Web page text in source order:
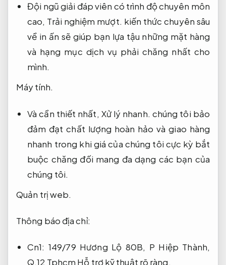
Đội ngũ giải đáp viên có trình độ chuyên môn
cao, Trải nghiệm mượt. kiến ​​thức chuyên sâu
về in ấn sẽ giúp bạn lựa tậu những mặt hàng
và hạng mục dịch vụ phải chăng nhất cho
mình.
Máy tính.
Và cần thiết nhất, Xử lý nhanh. chúng tôi bảo
đảm đạt chất lượng hoàn hảo và giao hàng
nhanh trong khi giá của chúng tôi cực kỳ bắt
buộc chăng đối mang đa dạng các bạn của
chúng tôi.
Quản trị web.
Thông báo địa chỉ:
Cn1: 149/79 Hương Lộ 80B, P Hiệp Thành,
Q.12 Tphcm Hỗ trợ kỹ thuật rõ ràng.